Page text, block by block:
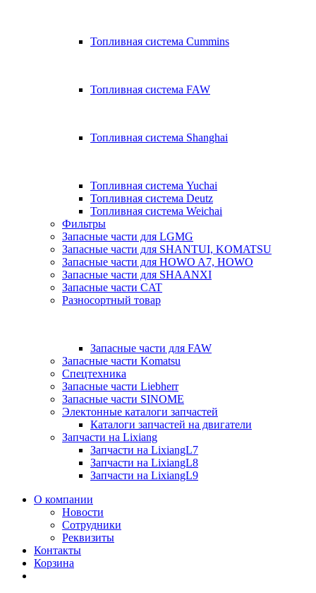
Топливная система Cummins
Топливная система FAW
Топливная система Shanghai
Топливная система Yuchai
Топливная система Deutz
Топливная система Weichai
Фильтры
Запасные части для LGMG
Запасные части для SHANTUI, KOMATSU
Запасные части для HOWO A7, HOWO
Запасные части для SHAANXI
Запасные части CAT
Разносортный товар
Запасные части для FAW
Запасные части Komatsu
Спецтехника
Запасные части Liebherr
Запасные части SINOME
Электонные каталоги запчастей
Каталоги запчастей на двигатели
Запчасти на Lixiang
Запчасти на LixiangL7
Запчасти на LixiangL8
Запчасти на LixiangL9
О компании
Новости
Сотрудники
Реквизиты
Контакты
Корзина